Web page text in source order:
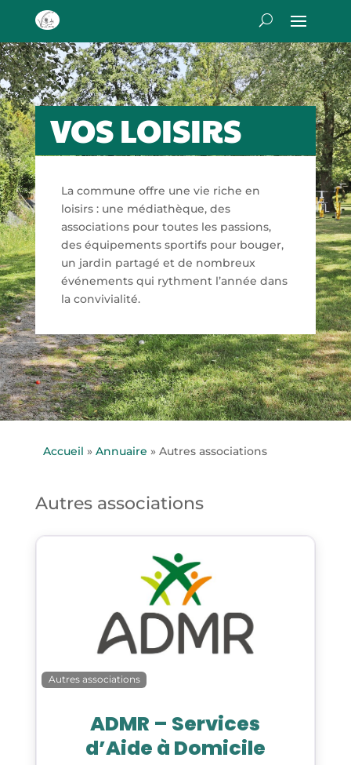
VOS LOISIRS
La commune offre une vie riche en
loisirs : une médiathèque, des
associations pour toutes les passions,
des équipements sportifs pour bouger,
un jardin partagé et de nombreux
événements qui rythment l’année dans
la convivialité.
Accueil » Annuaire » Autres associations
Autres associations
Autres associations
ADMR – Services
d’Aide à Domicile